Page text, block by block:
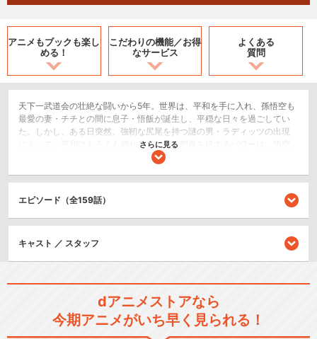
アニメもブックも楽し
める！
こだわりの機能／お得
なサービス
よくある
質問
天下一武道会の壮絶な闘いから5年。世界は、平和を手に入れ、孫悟空も
最愛の妻・チチとの間に息子・悟飯が誕生し、平穏な日々を過ごしてい
た。しかし、ある日突然、強靭な尻尾を持つ謎の男・ラディッツの出現
によって、平和はもろくも崩れ去る。その想像を絶するパワーは、悟空
や弟弟子のクリリンさえも一撃で倒してしまうほど強力。このラディッ
たのだ。ラディッツは卑怯にも悟飯を人質に取り、自分たちの仲間に加
わることを悟空に強制する。兄たちの狙いは、地球に住む人々を絶滅さ
せて、地球を我がものとすること。一大危機に見舞われた悟空は、宿命
のライバル・ピッコロ大魔王と手を組み、兄ラディッツと対決するが…。
SF/ファンタジー
アクション/バトル
シリーズ／関連のアニメ作品
ドラゴンボール
さらに見る
エピソード（全159話）
キャスト ／ スタッフ
dアニメストアなら
今期アニメがいち早く見られる！